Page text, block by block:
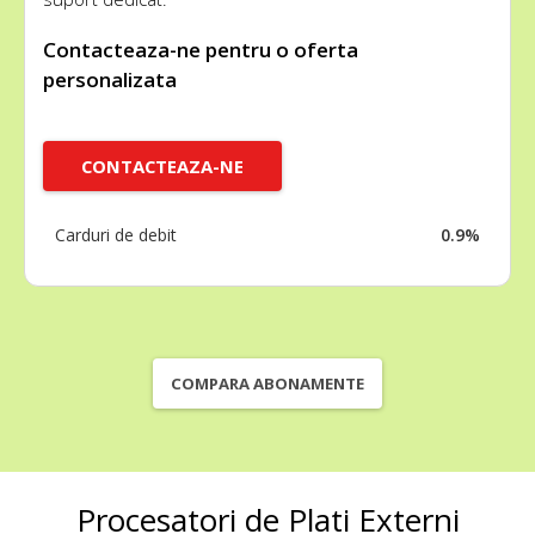
Contacteaza-ne pentru o oferta
personalizata
CONTACTEAZA-NE
Carduri de debit 0.9%
COMPARA ABONAMENTE
Procesatori de Plati Externi